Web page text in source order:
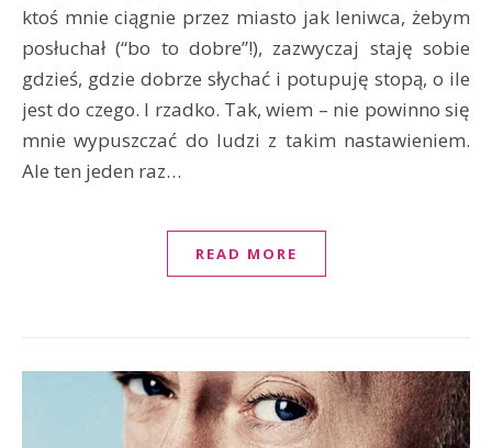
ktoś mnie ciągnie przez miasto jak leniwca, żebym
posłuchał (“bo to dobre”!), zazwyczaj staję sobie
gdzieś, gdzie dobrze słychać i potupuję stopą, o ile
jest do czego. I rzadko. Tak, wiem – nie powinno się
mnie wypuszczać do ludzi z takim nastawieniem.
Ale ten jeden raz…
READ MORE